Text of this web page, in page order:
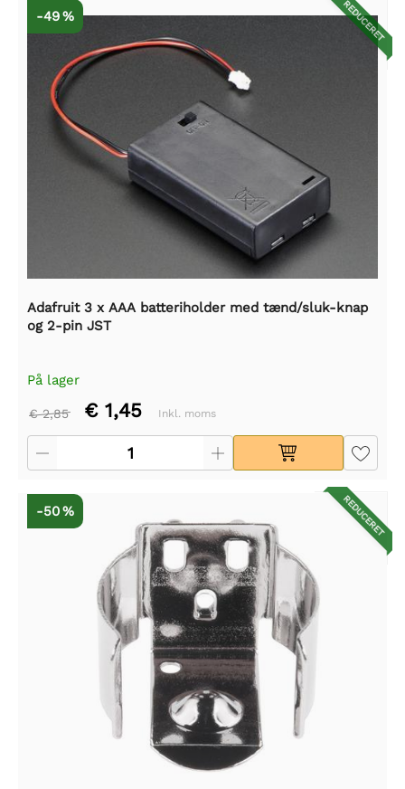
REDUCERET
-49 %
Adafruit 3 x AAA batteriholder med tænd/sluk-knap
og 2-pin JST
På lager
€ 2,85 € 1,45 Inkl. moms
REDUCERET
-50 %